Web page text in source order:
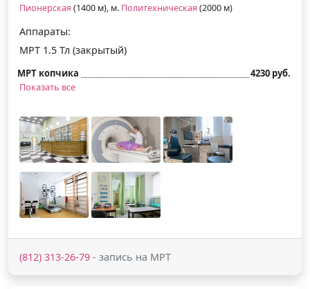
Пионерская (1400 м), м. Политехническая (2000 м)
Аппараты:
МРТ 1.5 Тл (закрытый)
МРТ копчика
4230 руб.
Показать все
(812) 313-26-79 - запись на МРТ